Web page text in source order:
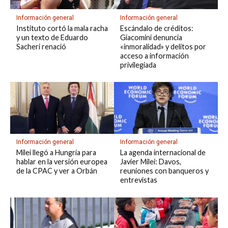
Información general
Instituto cortó la mala racha
y un texto de Eduardo
Sacheri renació
Información general
Escándalo de créditos:
Giacomini denuncia
«inmoralidad» y delitos por
acceso a información
privilegiada
Información general
Milei llegó a Hungría para
hablar en la versión europea
de la CPAC y ver a Orbán
Información general
La agenda internacional de
Javier Milei: Davos,
reuniones con banqueros y
entrevistas